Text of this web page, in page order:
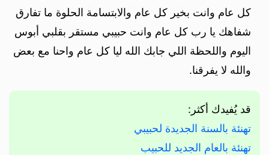
كل عام وانت بخير كل عام والابتسامة الحلوة ما تفارق
شفاهك يا رب كل عام وانت حبيبي مستقر بقلبي أبوس
اليوم واللحظة اللي جابك الله ليا كل عام واحنا مع بعض
والله لا يفرقنا.
قد يُفيدك أكثر:
تهنئة بالسنة الجديدة لحبيبي
تهنئة بالعام الجديد للحبيب